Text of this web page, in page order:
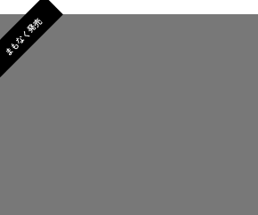
まもなく発売